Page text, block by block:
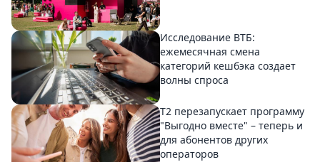
Исследование ВТБ:
ежемесячная смена
категорий кешбэка создает
волны спроса
Т2 перезапускает программу
"Выгодно вместе" – теперь и
для абонентов других
операторов